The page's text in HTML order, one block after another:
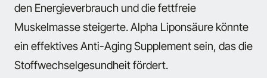
den Energieverbrauch und die fettfreie
Muskelmasse steigerte. Alpha Liponsäure könnte
ein effektives Anti-Aging Supplement sein, das die
Stoffwechselgesundheit fördert.